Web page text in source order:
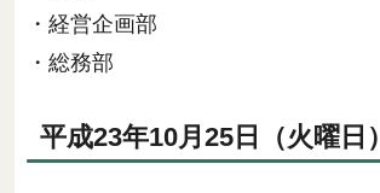
・経営企画部
・総務部
平成23年10月25日（火曜日）